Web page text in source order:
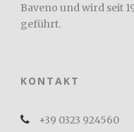
Baveno und wird seit
geführt.
KONTAKT
+39 0323 924560